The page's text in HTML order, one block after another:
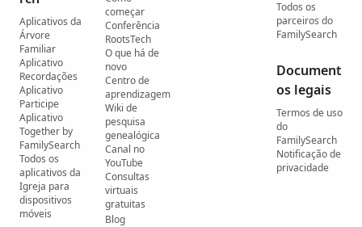
Aplicativos da
Árvore
Familiar
Aplicativo
Recordações
Aplicativo
Participe
Aplicativo
Together by
FamilySearch
Todos os
aplicativos da
Igreja para
dispositivos
móveis
começar
Conferência
RootsTech
O que há de
novo
Centro de
aprendizagem
Wiki de
pesquisa
genealógica
Canal no
YouTube
Consultas
virtuais
gratuitas
Blog
Todos os
parceiros do
FamilySearch
Document
os legais
Termos de uso
do
FamilySearch
Notificação de
privacidade